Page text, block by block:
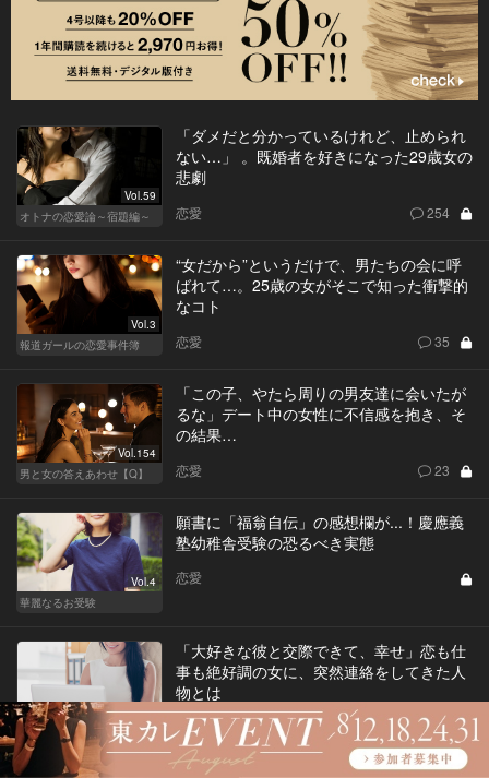
Vol.59
オトナの恋愛論～宿題編～
「ダメだと分かっているけれど、止められ
ない…」 。既婚者を好きになった29歳女の
悲劇
恋愛 254
Vol.3
報道ガールの恋愛事件簿
“女だから”というだけで、男たちの会に呼
ばれて…。25歳の女がそこで知った衝撃的
なコト
恋愛 35
Vol.154
男と女の答えあわせ【Q】
「この子、やたら周りの男友達に会いたが
るな」デート中の女性に不信感を抱き、そ
の結果…
恋愛 23
Vol.4
華麗なるお受験
願書に「福翁自伝」の感想欄が...！慶應義
塾幼稚舎受験の恐るべき実態
恋愛
Vol.7
女神のオキテ
「大好きな彼と交際できて、幸せ」恋も仕
事も絶好調の女に、突然連絡をしてきた人
物とは
恋愛 59